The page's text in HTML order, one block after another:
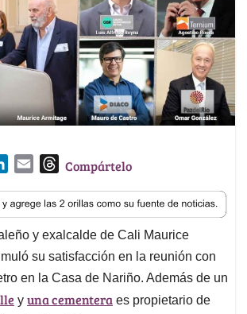
n
k
e
d
I
n
a
i
l
T
r
e
a
d
s
Compártelo
y exalcalde de Cali Maurice
su satisfacción en la reunión con
en la Casa de Nariño. Además de un
y una cementera es propietario de